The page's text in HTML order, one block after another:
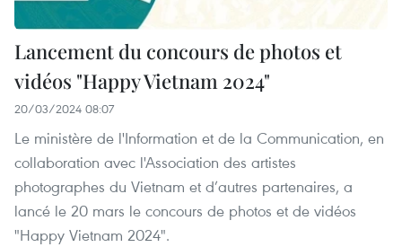
Lancement du concours de photos et
vidéos "Happy Vietnam 2024"
20/03/2024 08:07
Le ministère de l'Information et de la Communication, en
collaboration avec l'Association des artistes
photographes du Vietnam et d’autres partenaires, a
lancé le 20 mars le concours de photos et de vidéos
"Happy Vietnam 2024".